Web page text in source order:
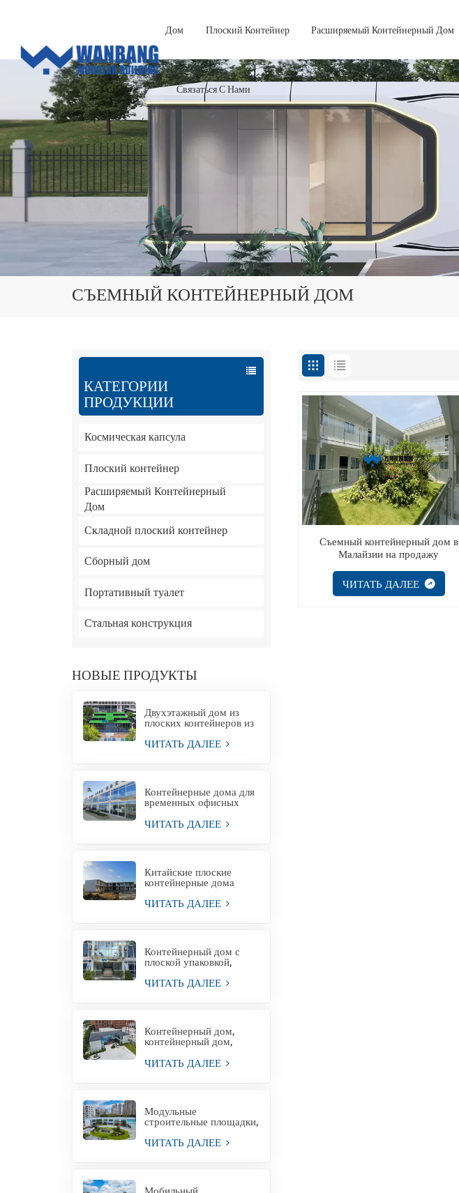
Дом Плоский Контейнер Расширяемый Контейнерный Дом
Связаться С Нами
СЪЕМНЫЙ КОНТЕЙНЕРНЫЙ ДОМ
КАТЕГОРИИ
ПРОДУКЦИИ
Космическая капсула
Плоский контейнер
Расширяемый Контейнерный
Дом
Складной плоский контейнер
Сборный дом
Портативный туалет
Стальная конструкция
НОВЫЕ ПРОДУКТЫ
Двухэтажный дом из
плоских контейнеров из
ЧИТАТЬ ДАЛЕЕ
Контейнерные дома для
временных офисных
ЧИТАТЬ ДАЛЕЕ
Китайские плоские
контейнерные дома
Контейнерные дома
ЧИТАТЬ ДАЛЕЕ
Контейнерный дом с
плоской упаковкой,
жилой контейнерный
офис для проектной
площадки
ЧИТАТЬ ДАЛЕЕ
Контейнерный дом,
контейнерный дом,
конструкция,
Филиппины, на продажу
ЧИТАТЬ ДАЛЕЕ
Модульные
строительные площадки,
офисные здания,
модульные офисные
конструкции
ЧИТАТЬ ДАЛЕЕ
Съемный контейнерный дом в
Малайзии на продажу
ЧИТАТЬ ДАЛЕЕ